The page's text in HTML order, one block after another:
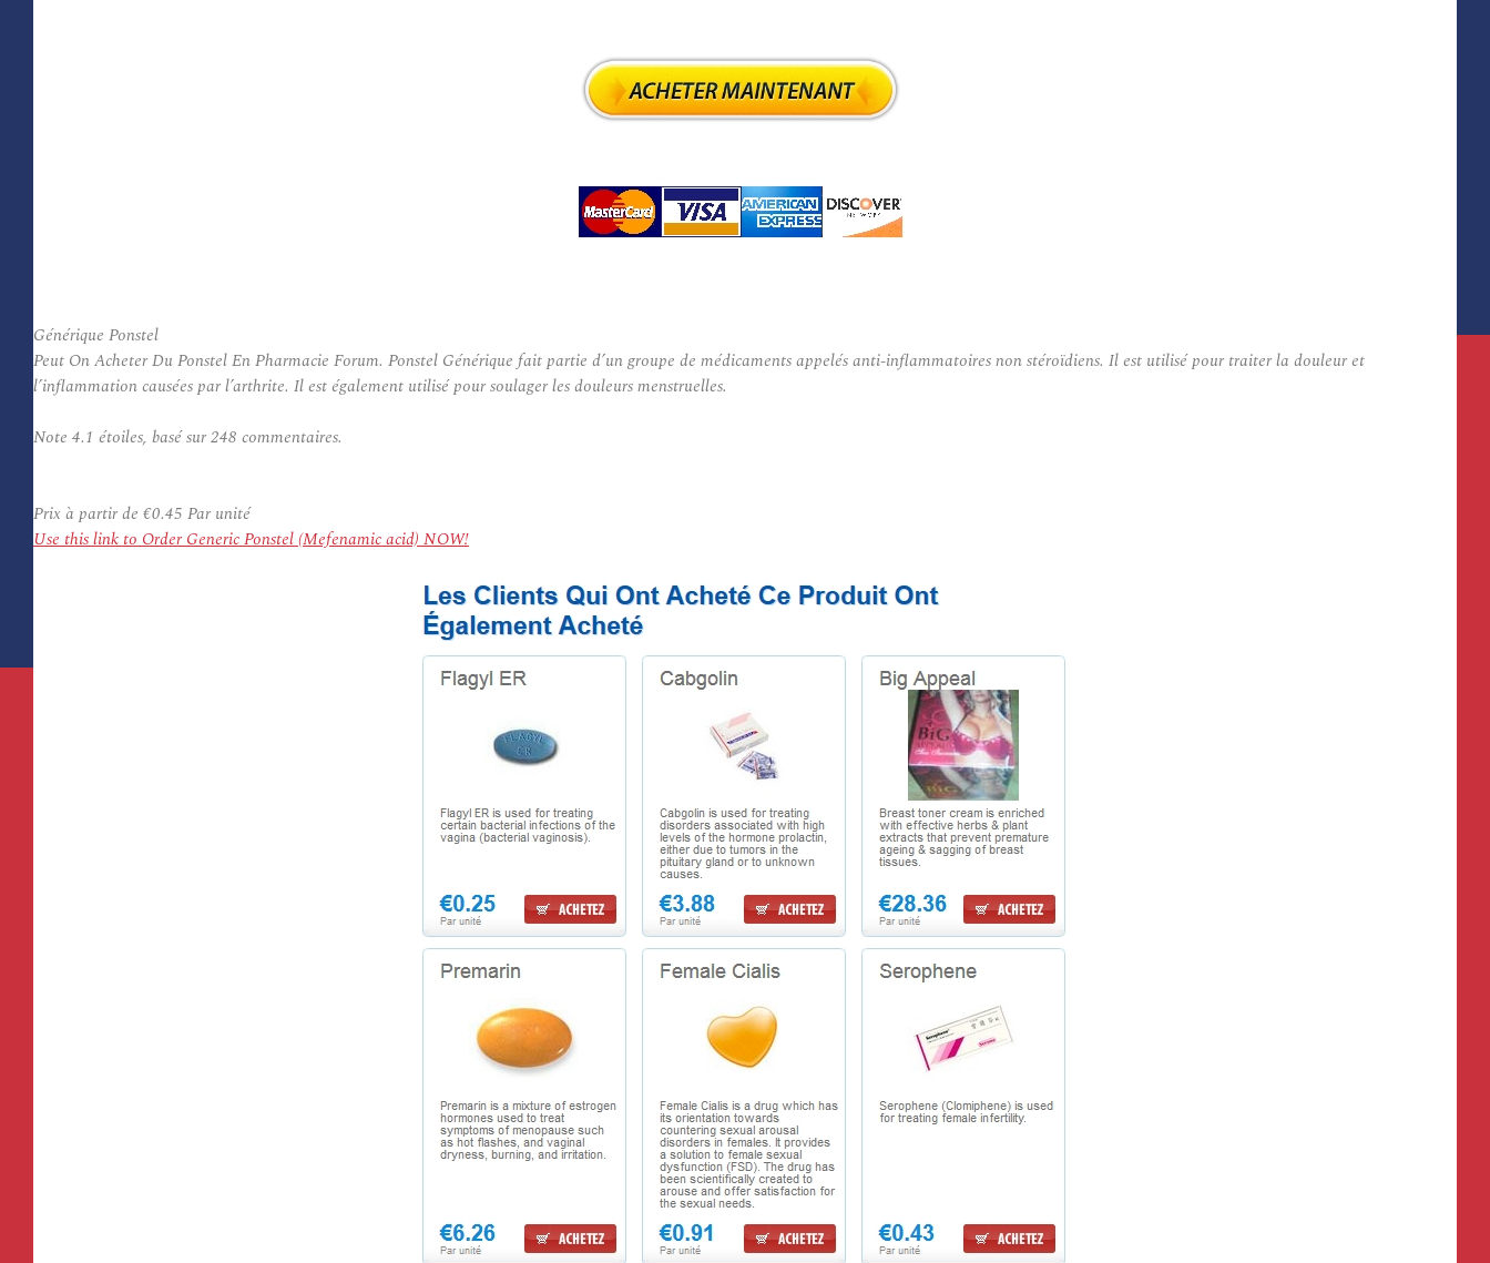
Générique Ponstel
Peut On Acheter Du Ponstel En Pharmacie Forum. Ponstel Générique fait partie d’un groupe de médicaments appelés anti-inflammatoires non stéroïdiens. Il est utilisé pour traiter la douleur et
l’inflammation causées par l’arthrite. Il est également utilisé pour soulager les douleurs menstruelles.
Note 4.1 étoiles, basé sur248 commentaires.
Prix à partir de €0.45 Par unité
Use this link to Order Generic Ponstel (Mefenamic acid) NOW!